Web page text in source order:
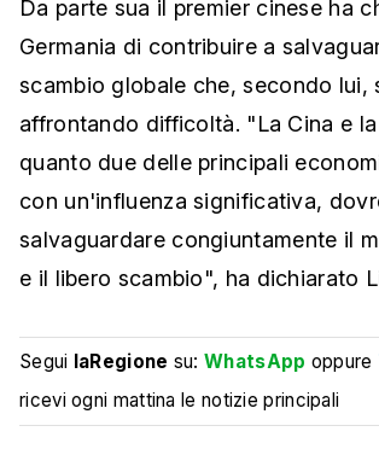
Da parte sua il premier cinese ha
Germania di contribuire a
scambio globale che, secondo lui,
affrontando difficoltà. "La Cina e la
quanto due delle principali
con un'influenza significativa,
salvaguardare congiuntamente il
e il libero scambio", ha dichiarato
Segui laRegione su:WhatsApp oppure
ricevi ogni mattina le notizie principali